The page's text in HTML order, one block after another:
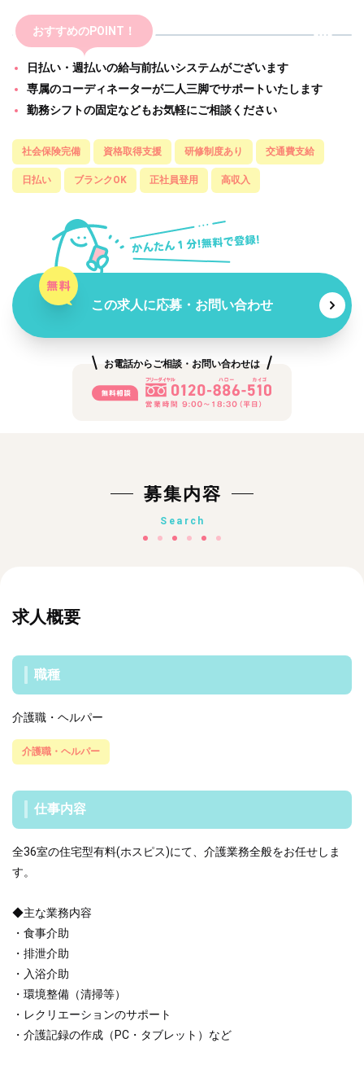
おすすめのPOINT！
日払い・週払いの給与前払いシステムがございます
専属のコーディネーターが二人三脚でサポートいたします
勤務シフトの固定などもお気軽にご相談ください
社会保険完備 資格取得支援 研修制度あり 交通費支給
日払い ブランクOK 正社員登用 高収入
この求人に応募・お問い合わせ
お電話からご相談・お問い合わせは
募集内容
Search
求人概要
職種
介護職・ヘルパー
介護職・ヘルパー
仕事内容
全36室の住宅型有料(ホスピス)にて、介護業務全般をお任せしま
す。
◆主な業務内容
・食事介助
・排泄介助
・入浴介助
・環境整備（清掃等）
・レクリエーションのサポート
・介護記録の作成（PC・タブレット）など